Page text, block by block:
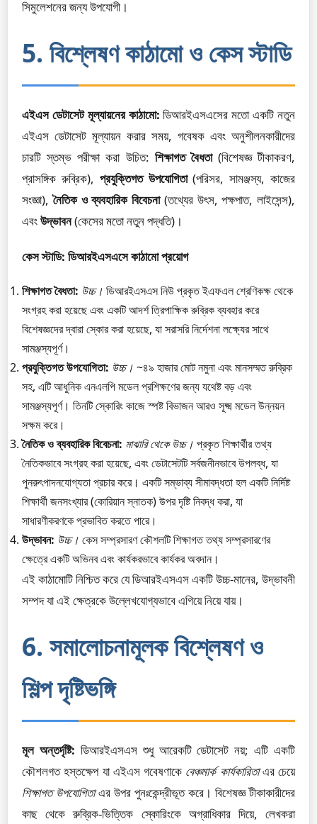
সিমুলেশনের জন্য উপযোগী।
5. বিশ্লেষণ কাঠামো ও কেস স্টাডি
এইএস ডেটাসেট মূল্যায়নের কাঠামো: ডিআরইএসএসের মতো একটি নতুন
এইএস ডেটাসেট মূল্যায়ন করার সময়, গবেষক এবং অনুশীলনকারীদের
চারটি স্তম্ভ পরীক্ষা করা উচিত: শিক্ষাগত বৈধতা(বিশেষজ্ঞ টীকাকরণ,
প্রাসঙ্গিক রুব্রিক), প্রযুক্তিগত উপযোগিতা(পরিসর, সামঞ্জস্য, কাজের
সংজ্ঞা),নৈতিক ও ব্যবহারিক বিবেচনা(তথ্যের উৎস, পক্ষপাত, লাইসেন্স),
এবংউদ্ভাবন(কেসের মতো নতুন পদ্ধতি)।
কেস স্টাডি: ডিআরইএসএসে কাঠামো প্রয়োগ
শিক্ষাগত বৈধতা: উচ্চ। ডিআরইএসএস নিউ প্রকৃত ইএফএল শ্রেণিকক্ষ থেকে
সংগ্রহ করা হয়েছে এবং একটি আদর্শ ত্রিপাক্ষিক রুব্রিক ব্যবহার করে
বিশেষজ্ঞদের দ্বারা স্কোর করা হয়েছে, যা সরাসরি নির্দেশনা লক্ষ্যের সাথে
সামঞ্জস্যপূর্ণ।
প্রযুক্তিগত উপযোগিতা: উচ্চ। ~৪৯ হাজার মোট নমুনা এবং মানসম্মত রুব্রিক
সহ, এটি আধুনিক এনএলপি মডেল প্রশিক্ষণের জন্য যথেষ্ট বড় এবং
সামঞ্জস্যপূর্ণ। তিনটি স্কোরিং কাজে স্পষ্ট বিভাজন আরও সূক্ষ্ম মডেল উন্নয়ন
সক্ষম করে।
নৈতিক ও ব্যবহারিক বিবেচনা: মাঝারি থেকে উচ্চ। প্রকৃত শিক্ষার্থীর তথ্য
নৈতিকভাবে সংগ্রহ করা হয়েছে, এবং ডেটাসেটটি সর্বজনীনভাবে উপলব্ধ, যা
পুনরুৎপাদনযোগ্যতা প্রচার করে। একটি সম্ভাব্য সীমাবদ্ধতা হল একটি নির্দিষ্ট
শিক্ষার্থী জনসংখ্যার (কোরিয়ান স্নাতক) উপর দৃষ্টি নিবদ্ধ করা, যা
সাধারণীকরণকে প্রভাবিত করতে পারে।
উদ্ভাবন: উচ্চ। কেস সম্প্রসারণ কৌশলটি শিক্ষাগত তথ্য সম্প্রসারণের
ক্ষেত্রে একটি অভিনব এবং কার্যকরভাবে কার্যকর অবদান।
এই কাঠামোটি নিশ্চিত করে যে ডিআরইএসএস একটি উচ্চ-মানের, উদ্ভাবনী
সম্পদ যা এই ক্ষেত্রকে উল্লেখযোগ্যভাবে এগিয়ে নিয়ে যায়।
6. সমালোচনামূলক বিশ্লেষণ ও
শিল্প দৃষ্টিভঙ্গি
মূল অন্তর্দৃষ্টি: ডিআরইএসএস শুধু আরেকটি ডেটাসেট নয়; এটি একটি
কৌশলগত হস্তক্ষেপ যা এইএস গবেষণাকে বেঞ্চমার্ক কার্যকারিতাএর চেয়ে
শিক্ষাগত উপযোগিতাএর উপর পুনঃকেন্দ্রীভূত করে। বিশেষজ্ঞ টীকাকারীদের
কাছ থেকে রুব্রিক-ভিত্তিক স্কোরিংকে অগ্রাধিকার দিয়ে, লেখকরা